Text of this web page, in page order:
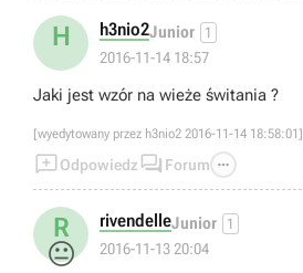
H h3nio2Junior 1
2016-11-14 18:57
Jaki jest wzór na wieże świtania ?
[wyedytowany przez h3nio2 2016-11-14 18:58:01]
Odpowiedz  Forum 
R
😐
rivendelleJunior 1
2016-11-13 20:04